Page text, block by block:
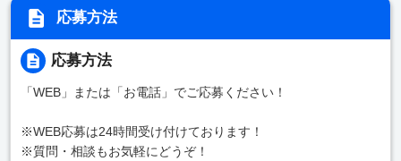
応募方法
応募方法
「WEB」または「お電話」でご応募ください！
※WEB応募は24時間受け付けております！
※質問・相談もお気軽にどうぞ！